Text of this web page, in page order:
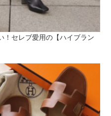
！セレブ愛用の【ハイブラン